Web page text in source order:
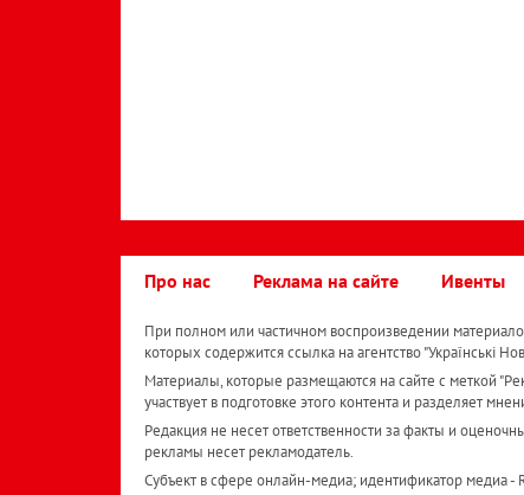
Про нас Реклама на сайте Ивенты
При полном или частичном воспроизведении
которых содержится ссылка на агентство "Українськi
Материалы, которые размещаются на сайте с меткой
участвует в подготовке этого контента и разделяет
Редакция не несет ответственности за факты и
рекламы несет рекламодатель.
Субъект в сфере онлайн-медиа; идентификатор медиа -